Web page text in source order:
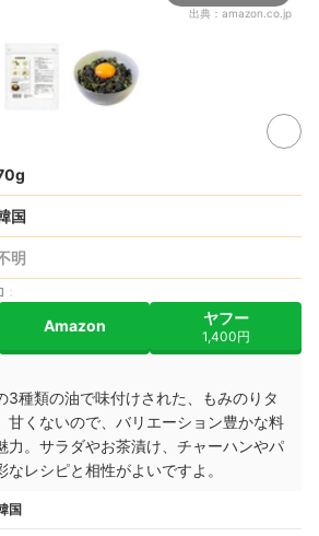
出典： amazon.co.jp
国
明
Amazon ヤフー
1,400円
3種類の油で味付けされた、もみのりタ
甘くないので、バリエーション豊かな料
力。サラダやお茶漬け、チャーハンやパ
レシピと相性がよいですよ。
国